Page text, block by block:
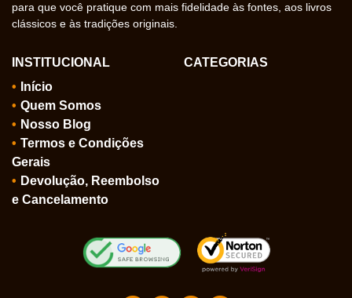
para que você pratique com mais fidelidade às fontes, aos livros
clássicos e às tradições originais.
INSTITUCIONAL
Início
Quem Somos
Nosso Blog
Termos e Condições
Gerais
Devolução, Reembolso
e Cancelamento
CATEGORIAS